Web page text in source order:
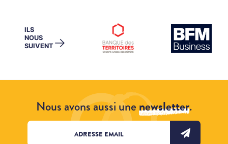
ILS
NOUS
SUIVENT →
Nous avons aussi unenewsletter.